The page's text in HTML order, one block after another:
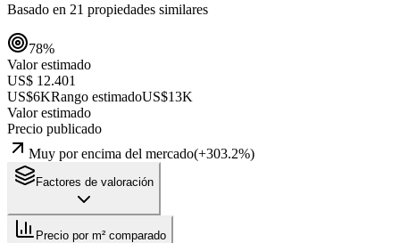
Basado en 21 propiedades similares
78%
Valor estimado
US$ 12.401
US$6KRango estimadoUS$13K
Valor estimado
Precio publicado
Muy por encima del mercado(+303.2%)
Factores de valoración
Precio por m² comparado